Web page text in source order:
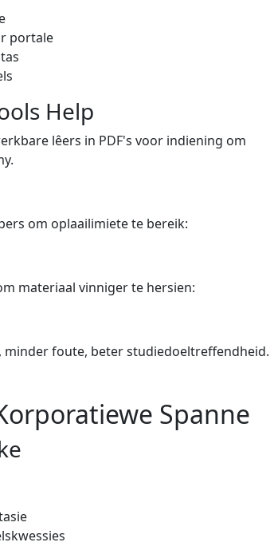
portale
Help
lêers in PDF's voor indiening om
om oplaailimiete te bereik:
materiaal vinniger te hersien:
minder foute, beter studiedoeltreffendheid.
Spanne